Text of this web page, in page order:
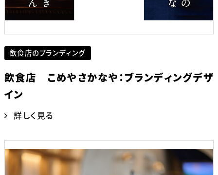
飲食店のブランディング
飲食店 こめやさかなや：ブランディングデザ
イン
詳しく見る